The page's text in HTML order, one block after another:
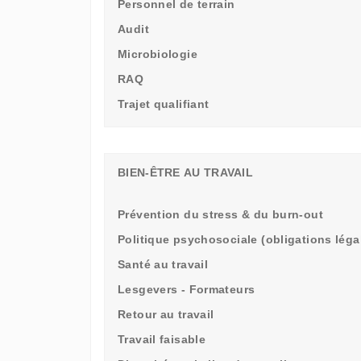
Personnel de terrain
Audit
Microbiologie
RAQ
Trajet qualifiant
BIEN-ÊTRE AU TRAVAIL
Prévention du stress & du burn-out
Politique psychosociale (obligations
Santé au travail
Lesgevers - Formateurs
Retour au travail
Travail faisable